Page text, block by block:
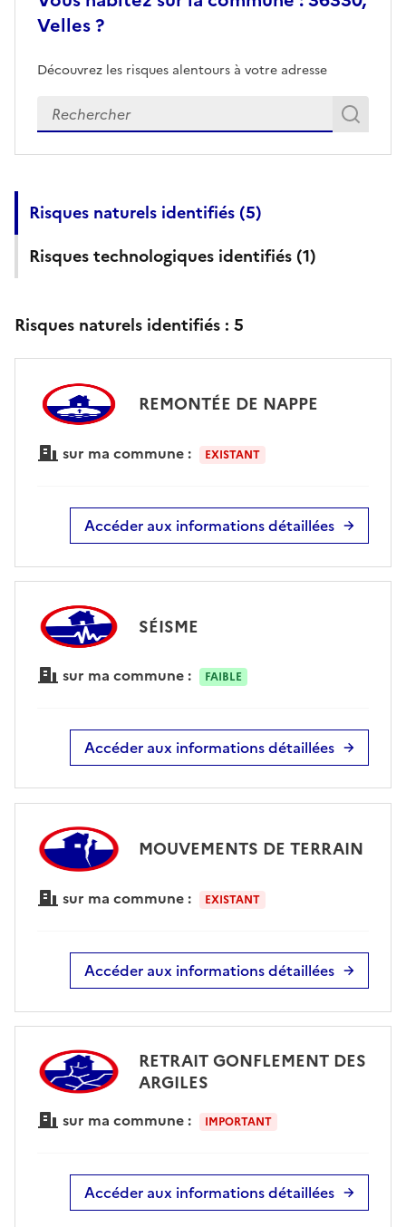
Velles ?
Découvrez les risques alentours à votre adresse
Veuillez renseigner votre adresse exacte
Risques naturels identifiés (5)
Risques technologiques identifiés (1)
Risques naturels identifiés : 5
REMONTÉE DE NAPPE
sur ma commune : EXISTANT
Accéder aux informations détaillées
SÉISME
sur ma commune : FAIBLE
Accéder aux informations détaillées
MOUVEMENTS DE TERRAIN
sur ma commune : EXISTANT
Accéder aux informations détaillées
RETRAIT GONFLEMENT DES
ARGILES
sur ma commune : IMPORTANT
Accéder aux informations détaillées